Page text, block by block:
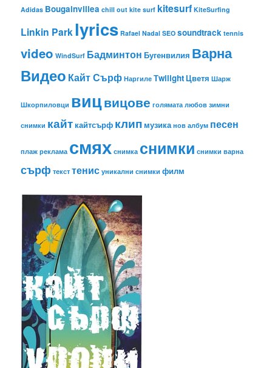
Adidas Bougainvillea chill out kite surf kitesurf KiteSurfing
Linkin Parklyrics Rafael Nadal SEO soundtrack tennis
video WindSurf Бадминтон Бугенвилия Варна
Видео Кайт Сърф Наргиле ТwilightЦветя Шарж
Шкорпиловци вицвицове голямата любов зимни
снимки кайт кайтсърф клип музика нов албум песен
плаж реклама смях снимка снимки снимки варна
сърф текст тенис уникални снимки филм